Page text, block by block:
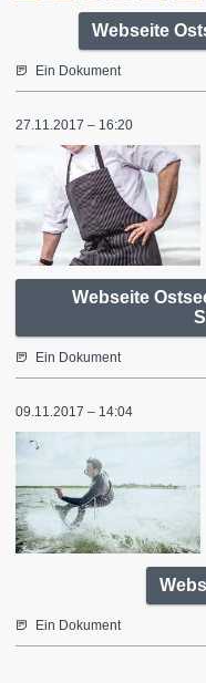
Webseite
Ein Dokument
27.11.2017 – 16:20
Webseite
Ein Dokument
09.11.2017 – 14:04
Ein Dokument